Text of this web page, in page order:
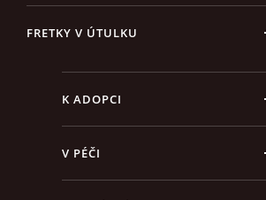
FRETKY V ÚTULKU
K ADOPCI
V PÉČI